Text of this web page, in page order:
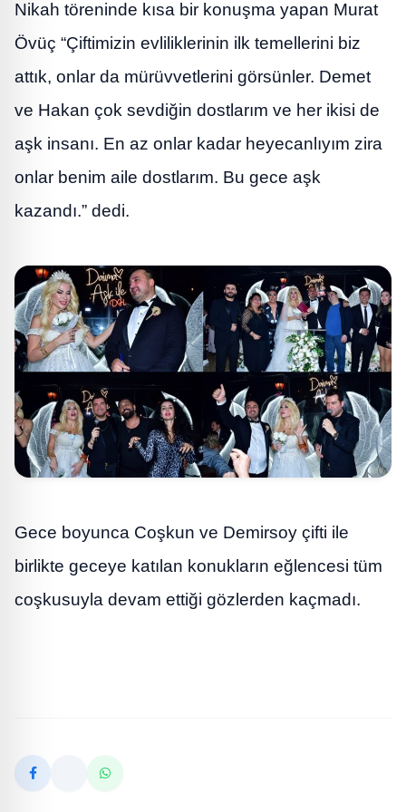
Nikah töreninde kısa bir konuşma yapan Murat
Övüç “Çiftimizin evliliklerinin ilk temellerini biz
attık, onlar da mürüvvetlerini görsünler. Demet
ve Hakan çok sevdiğin dostlarım ve her ikisi de
aşk insanı. En az onlar kadar heyecanlıyım zira
onlar benim aile dostlarım. Bu gece aşk
kazandı.” dedi.
Gece boyunca Coşkun ve Demirsoy çifti ile
birlikte geceye katılan konukların eğlencesi tüm
coşkusuyla devam ettiği gözlerden kaçmadı.